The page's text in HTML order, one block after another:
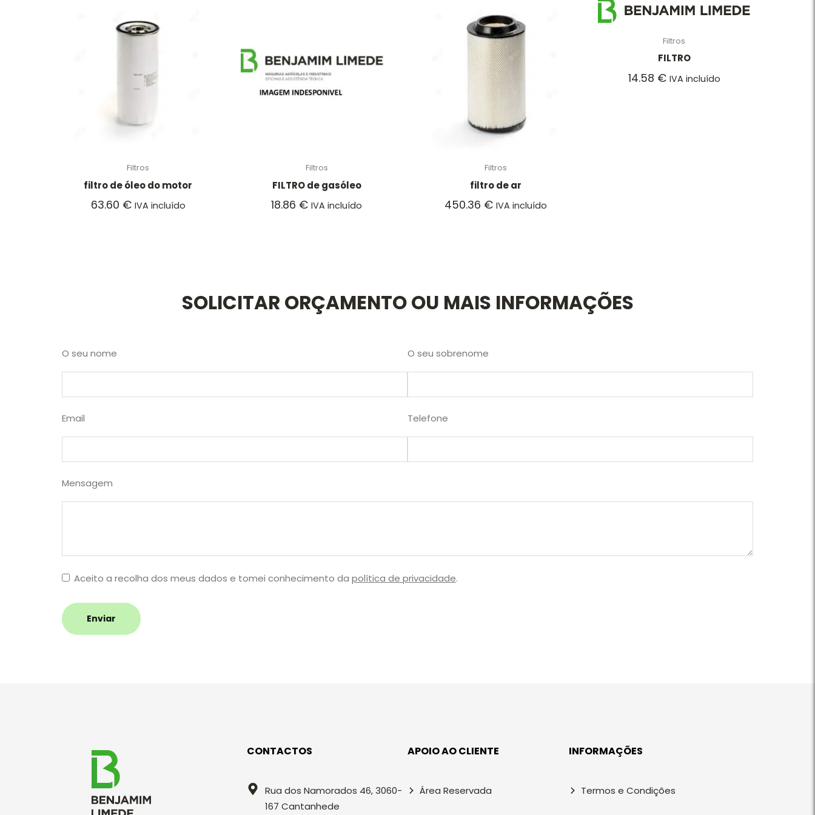
Filtros
filtro de óleo do motor
63.60 € IVA incluído
Filtros
FILTRO de gasóleo
18.86 € IVA incluído
Filtros
filtro de ar
450.36 € IVA incluído
Filtros
FILTRO
14.58 € IVA incluído
SOLICITAR ORÇAMENTO OU MAIS INFORMAÇÕES
O seu nome O seu sobrenome
Email Telefone
Mensagem
Aceito a recolha dos meus dados e tomei conhecimento da política de privacidade.
Enviar
CONTACTOS
Rua dos Namorados 46, 3060-
167 Cantanhede
APOIO AO CLIENTE
Área Reservada
INFORMAÇÕES
Termos e Condições